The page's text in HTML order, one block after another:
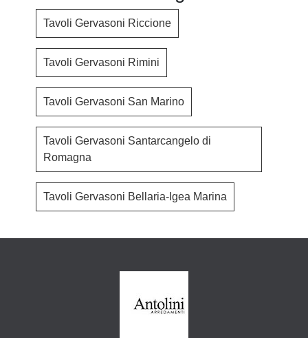
Tavoli Gervasoni Riccione
Tavoli Gervasoni Rimini
Tavoli Gervasoni San Marino
Tavoli Gervasoni Santarcangelo di
Romagna
Tavoli Gervasoni Bellaria-Igea Marina